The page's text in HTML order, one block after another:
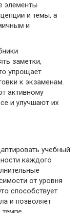
элементы
и темы, а
и
заметки,
упрощает
к экзаменам.
активному
и улучшают их
учебный
каждого
от уровня
способствует
и позволяет